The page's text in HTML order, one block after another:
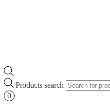
Products search
0